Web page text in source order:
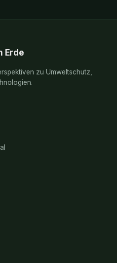
Erde
zu Umweltschutz,